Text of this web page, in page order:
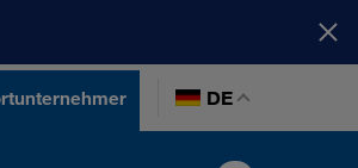
DE